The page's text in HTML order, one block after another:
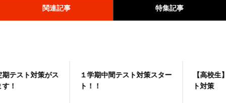
関連記事 特集記事
１学期中間テスト対策スター
ト！！
【高校生】高校生の定期テス
≪0606≫🌟6月限定キャンペ
ーン実施中🌟
受験合宿1日目